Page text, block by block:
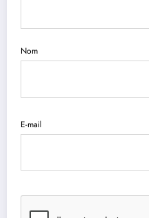
Nom
E-mail